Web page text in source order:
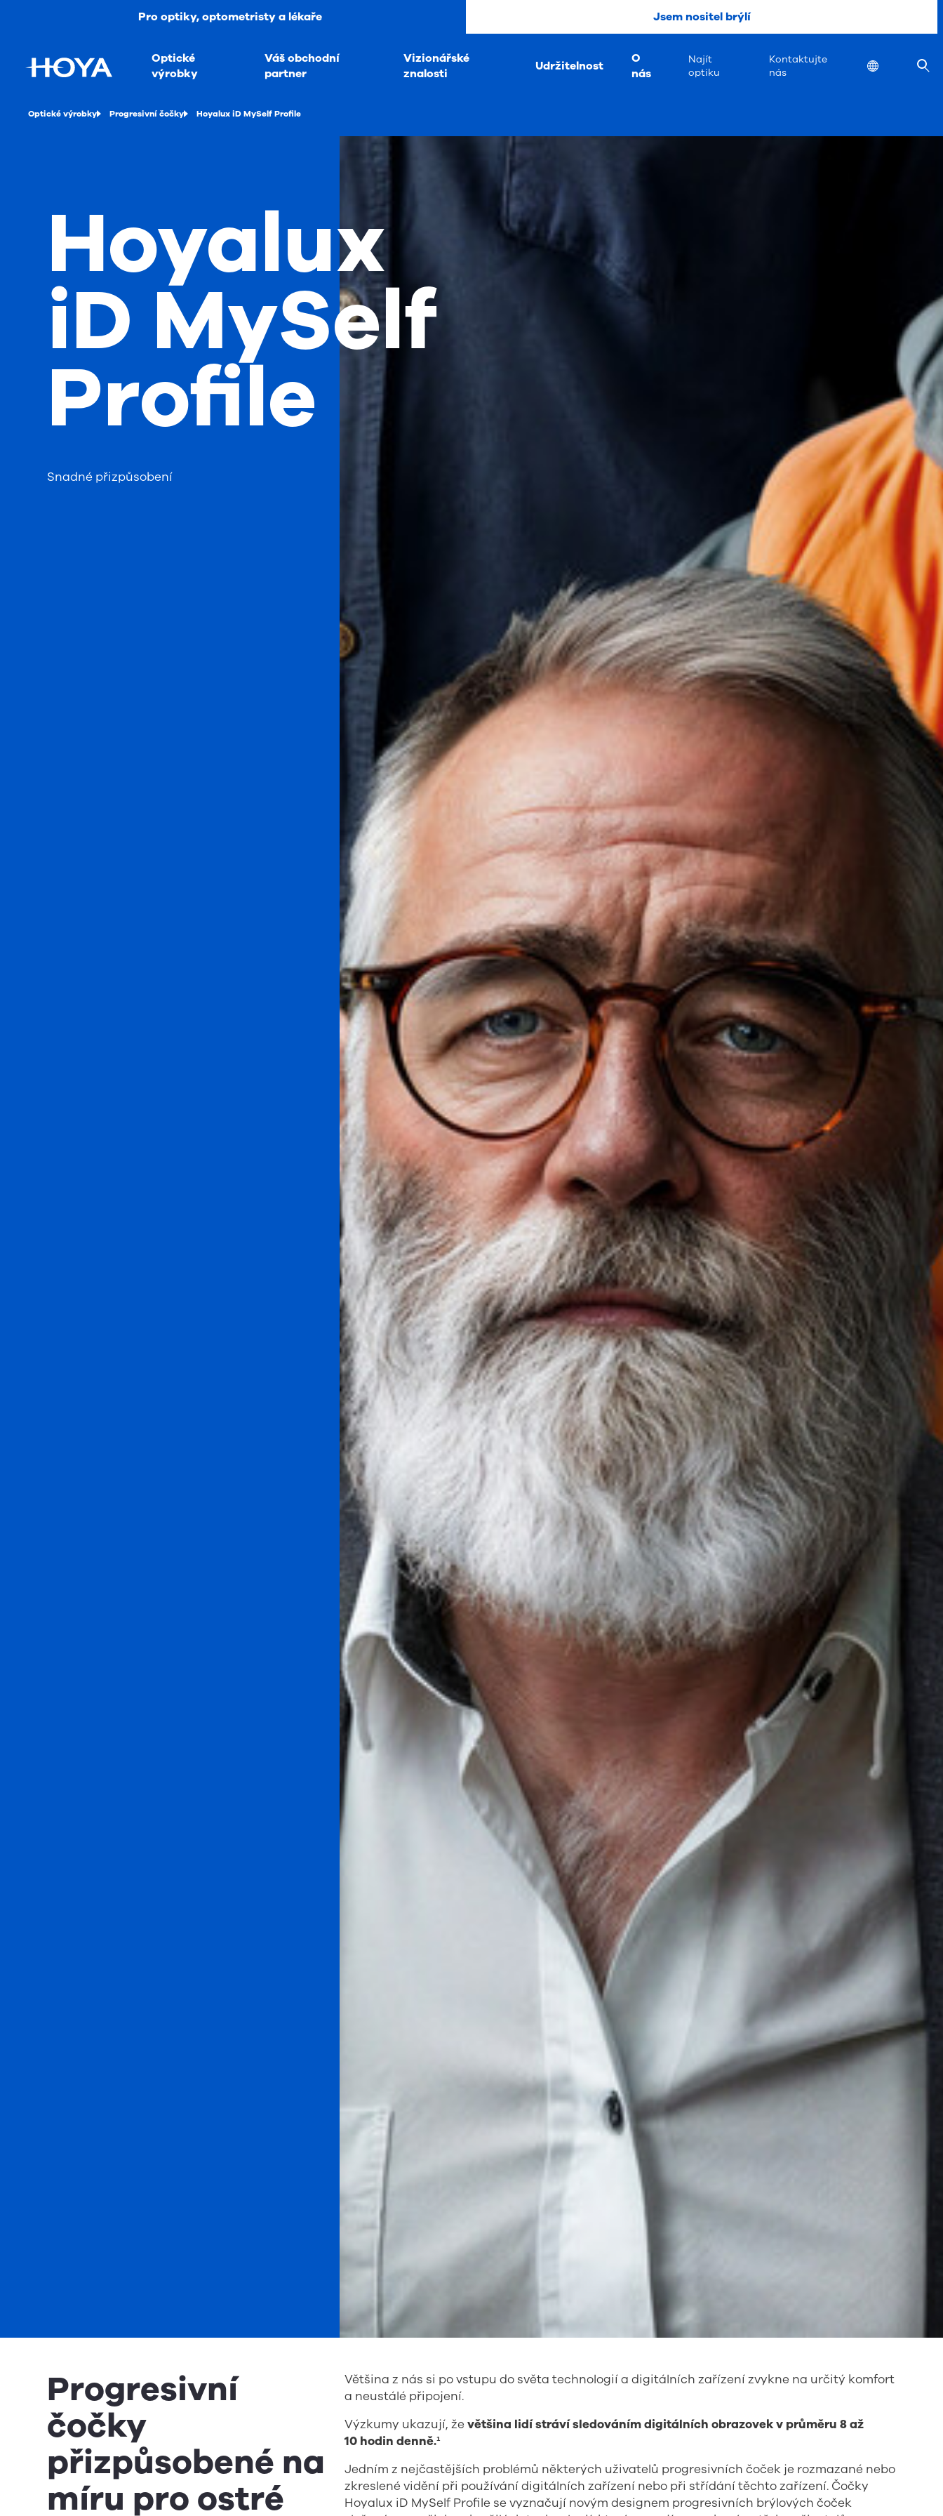
Pro optiky, optometristy a lékaře Jsem nositel brýlí
Optické
výrobky
Váš obchodní
partner
Vizionářské
znalosti
Udržitelnost
O
nás
Najít
optiku
Kontaktujte
nás
Location
Optické výrobky Progresivní čočky Hoyalux iD MySelf Profile
Snadné přizpůsobení
Hoyalux
iD MySelf
Profile
Progresivní
čočky
přizpůsobené na
míru pro ostré
Většina z nás si po vstupu do světa technologií a digitálních zařízení zvykne na určitý komfort
a neustálé připojení.
Výzkumy ukazují, ževětšina lidí stráví sledováním digitálních obrazovek v průměru 8 až
10 hodin denně.¹
Jedním z nejčastějších problémů některých uživatelů progresivních čoček je rozmazané nebo
zkreslené vidění při používání digitálních zařízení nebo při střídání těchto zařízení. Čočky
Hoyalux iD MySelf Profile se vyznačují novým designem progresivních brýlových čoček